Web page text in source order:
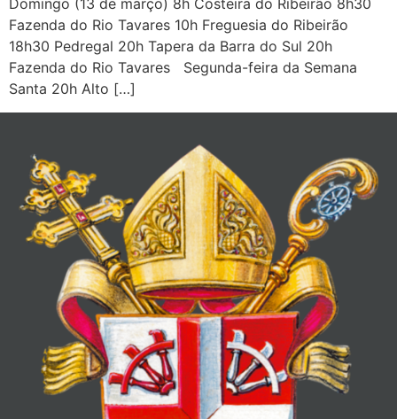
Domingo (13 de março) 8h Costeira do Ribeirão 8h30
Fazenda do Rio Tavares 10h Freguesia do Ribeirão
18h30 Pedregal 20h Tapera da Barra do Sul 20h
Fazenda do Rio Tavares Segunda-feira da Semana
Santa 20h Alto […]